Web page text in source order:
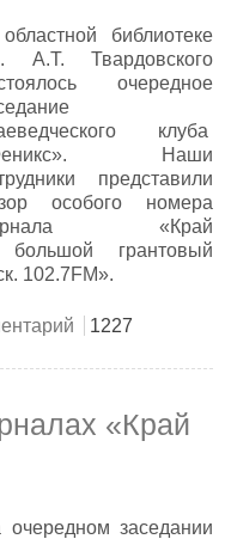
библиотеке
А.Т. Твардовского
очередное
клуба
Наши
представили
особого номера
«Край
грантовый
102.7FM».
1227
«Край
очередном заседании